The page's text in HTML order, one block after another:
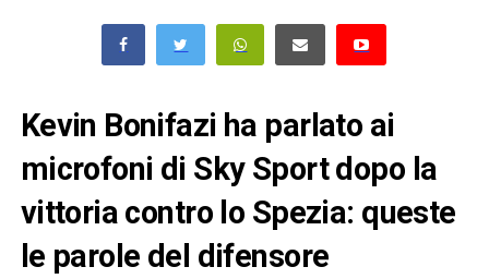
Kevin Bonifazi ha parlato ai
microfoni di Sky Sport dopo la
vittoria contro lo Spezia: queste
le parole del difensore